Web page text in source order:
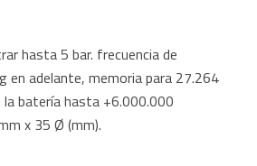
hasta 5 bar. frecuencia de
en adelante, memoria para 27.264
batería hasta +6.000.000
x 35 Ø (mm).